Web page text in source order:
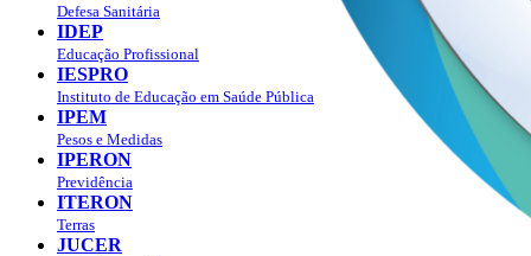
Defesa Sanitária
IDEP
Educação Profissional
IESPRO
Instituto de Educação em Saúde Pública
IPEM
Pesos e Medidas
IPERON
Previdência
ITERON
Terras
JUCER